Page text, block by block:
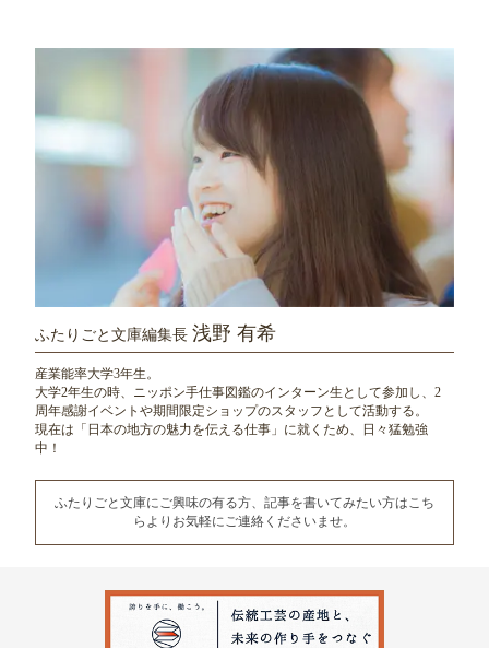
ふたりごと文庫編集長浅野 有希
産業能率大学3年生。
大学2年生の時、ニッポン手仕事図鑑のインターン生として参加し、2
周年感謝イベントや期間限定ショップのスタッフとして活動する。
現在は「日本の地方の魅力を伝える仕事」に就くため、日々猛勉強
中！
ふたりごと文庫にご興味の有る方、記事を書いてみたい方はこち
らよりお気軽にご連絡くださいませ。